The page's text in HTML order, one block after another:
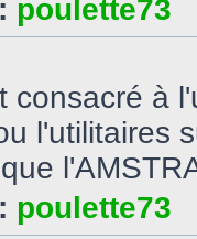
poulette73
consacré à
l'utilitaires
poulette73